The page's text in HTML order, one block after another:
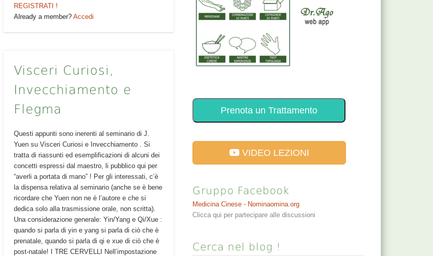
REGISTRATI !
Already a member? Accedi
Visceri Curiosi,
Invecchiamento e
Flegma
Questi appunti sono inerenti al seminario di J.
Yuen su Visceri Curiosi e Invecchiamento . Si
tratta di riassunti ed esemplificazioni di alcuni dei
concetti espressi dal maestro, li pubblico qui per
“averli a portata di mano” ! Per gli interessati, c’è
la dispensa relativa al seminario (anche se è bene
ricordare che Yuen non ne è l’autore e che si
dedica solo alla trasmissione orale, non scritta).
Una considerazione generale: Yin/Yang e Qi/Xue :
quando si parla di yin e yang si parla di ciò che è
prenatale, quando si parla di qi e xue di ciò che è
post-natale! I TRE CERVELLI Nell’impostazione
Prenota un Trattamento
VIDEO LEZIONI
Gruppo Facebook
Medicina Cinese - Nominaomina.org
Clicca qui per partecipare alle discussioni
Cerca nel blog !